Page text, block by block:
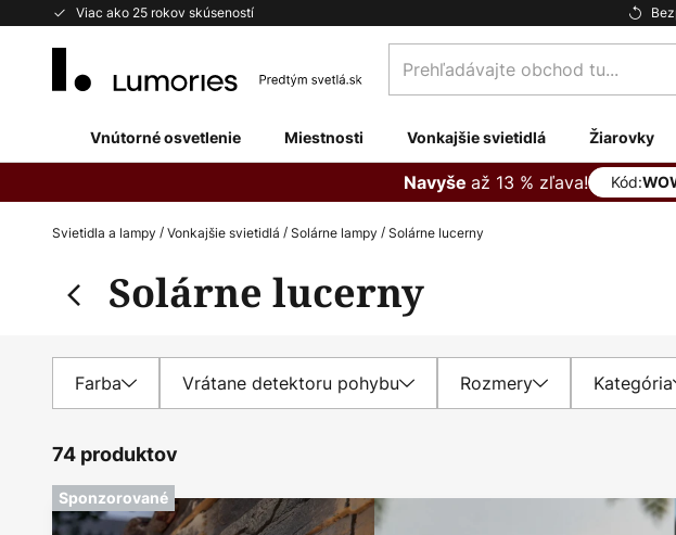
Viac ako 25 rokov skúseností
Skip
Prehľadávajte
obchod
Vnútorné osvetlenie Miestnosti Vonkajšie svietidlá Žiarovky
Navyše až 13 % zľava! Kód:
Svietidla a lampy Vonkajšie svietidlá Solárne lampy Solárne lucerny
Solárne lucerny
Farba Vrátane detektoru pohybu Rozmery Kategória
74 produktov
Sponzorované